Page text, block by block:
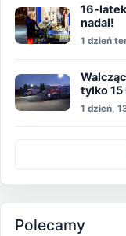
16-
nadal!
1 dzień
tylko 15
1 dzień,
Polecamy